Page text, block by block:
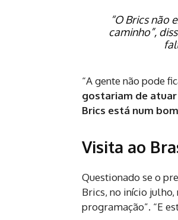
“O Brics não
caminho”,
“A gente não pode
gostariam de
Brics está num
Visita ao
Questionado se o
Brics, no início julho,
programação”. “E